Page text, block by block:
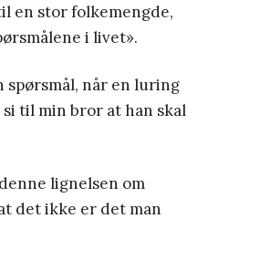
en stor folkemengde,
i livet».
spørsmål, når en luring
si til min bror at han skal
lignelsen om
det ikke er det man